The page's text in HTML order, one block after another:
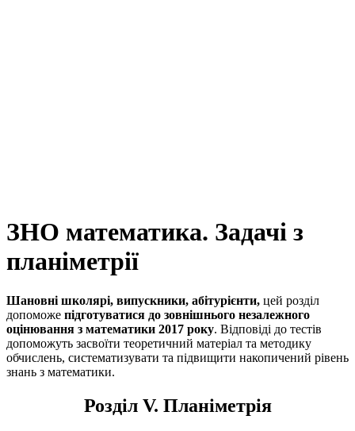
ЗНО математика. Задачі з
планіметрії
Шановні школярі, випускники, абітурієнти, цей розділ
допоможе підготуватися до зовнішнього незалежного
оцінювання з математики 2017 року. Відповіді до тестів
допоможуть засвоїти теоретичний матеріал та методику
обчислень, систематизувати та підвищити накопичений рівень
знань з математики.
Розділ V. Планіметрія